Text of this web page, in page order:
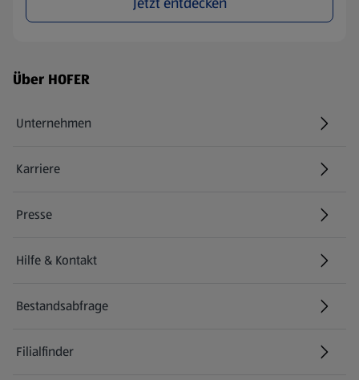
Fußzeilenmenü - weitere Links
Über HOFER
Unternehmen
Karriere
(öffnet in einem neuen Tab)
Presse
Hilfe & Kontakt
(öffnet in einem neuen Tab)
Bestandsabfrage
(öffnet in einem neuen Tab)
Filialfinder